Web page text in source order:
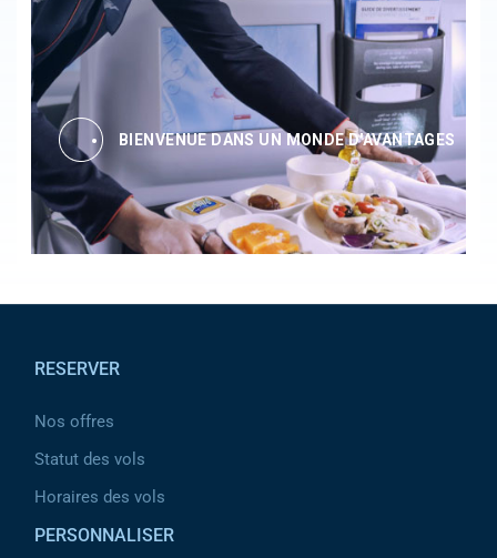
BIENVENUE DANS UN MONDE D'AVANTAGES
RESERVER
Nos offres
Statut des vols
Horaires des vols
PERSONNALISER